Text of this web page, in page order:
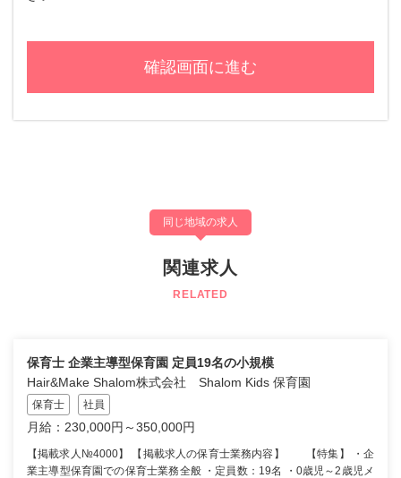
同じ地域の求人
関連求人
RELATED
保育士 企業主導型保育園 定員19名の小規模
Hair&Make Shalom株式会社 Shalom Kids 保育園
保育士 社員
月給：230,000円～350,000円
【掲載求人№4000】 【掲載求人の保育士業務内容】 【特集】 ・企
業主導型保育園での保育士業務全般 ・定員数：19名 ・0歳児～2歳児メ